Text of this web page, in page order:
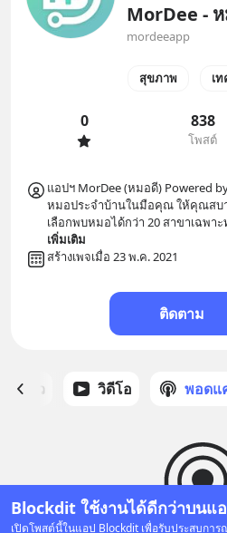
Blockdit ใช้งานได้ดีกว่าบนแ
เปิดโพสต์นี้ในแอป Blockdit เพื่อรับประสบกา
MorDee -
mordeeapp
สุขภาพ เ
0 838
โพสต์
แอปฯ MorDee (หมอดี) Powered
หมอประจำบ้านในมือคุณ ให้คุณสบ
เลือกพบหมอได้กว่า 20 สาขาเฉพา
เพิ่มเติม
สร้างเพจเมื่อ 23 พ.ค. 2021
ติดตาม
ด้ดาว วิดีโอ พอดแ